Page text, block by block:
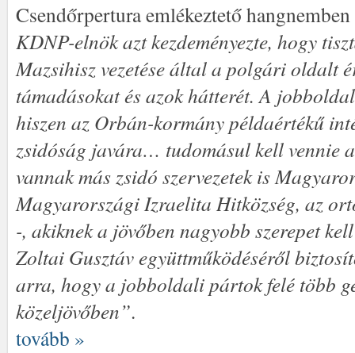
Csendőrpertura emlékeztető
KDNP-elnök azt kezdeményezte, hogy
Mazsihisz vezetése által a polgári oldalt
támadásokat és azok hátterét. A
hiszen az Orbán-kormány példaértékű
zsidóság javára… tudomásul kell vennie
vannak más zsidó szervezetek is
Magyarországi Izraelita Hitközség, az
-, akiknek a jövőben nagyobb szerepet
Zoltai Gusztáv együttműködéséről
arra, hogy a jobboldali pártok felé több
közeljövőben”.
tovább »